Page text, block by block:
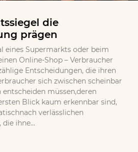
die
prägen
eines Supermarkts oder beim
Online-Shop – Verbraucher
Entscheidungen, die ihren
sich zwischen scheinbar
müssen,deren
Blick kaum erkennbar sind,
verlässlichen
ihne...